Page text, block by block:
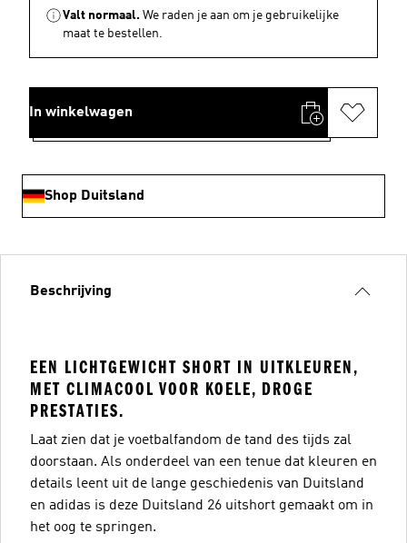
Valt normaal. We raden je aan om je gebruikelijke
maat te bestellen.
In winkelwagen
Shop Duitsland
Beschrijving
EEN LICHTGEWICHT SHORT IN UITKLEUREN,
MET CLIMACOOL VOOR KOELE, DROGE
PRESTATIES.
Laat zien dat je voetbalfandom de tand des tijds zal
doorstaan. Als onderdeel van een tenue dat kleuren en
details leent uit de lange geschiedenis van Duitsland
en adidas is deze Duitsland 26 uitshort gemaakt om in
het oog te springen.